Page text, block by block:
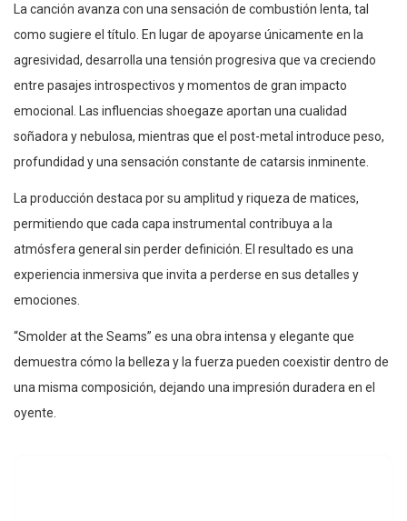
La canción avanza con una sensación de combustión lenta, tal
como sugiere el título. En lugar de apoyarse únicamente en la
agresividad, desarrolla una tensión progresiva que va creciendo
entre pasajes introspectivos y momentos de gran impacto
emocional. Las influencias shoegaze aportan una cualidad
soñadora y nebulosa, mientras que el post-metal introduce peso,
profundidad y una sensación constante de catarsis inminente.
La producción destaca por su amplitud y riqueza de matices,
permitiendo que cada capa instrumental contribuya a la
atmósfera general sin perder definición. El resultado es una
experiencia inmersiva que invita a perderse en sus detalles y
emociones.
“Smolder at the Seams” es una obra intensa y elegante que
demuestra cómo la belleza y la fuerza pueden coexistir dentro de
una misma composición, dejando una impresión duradera en el
oyente.